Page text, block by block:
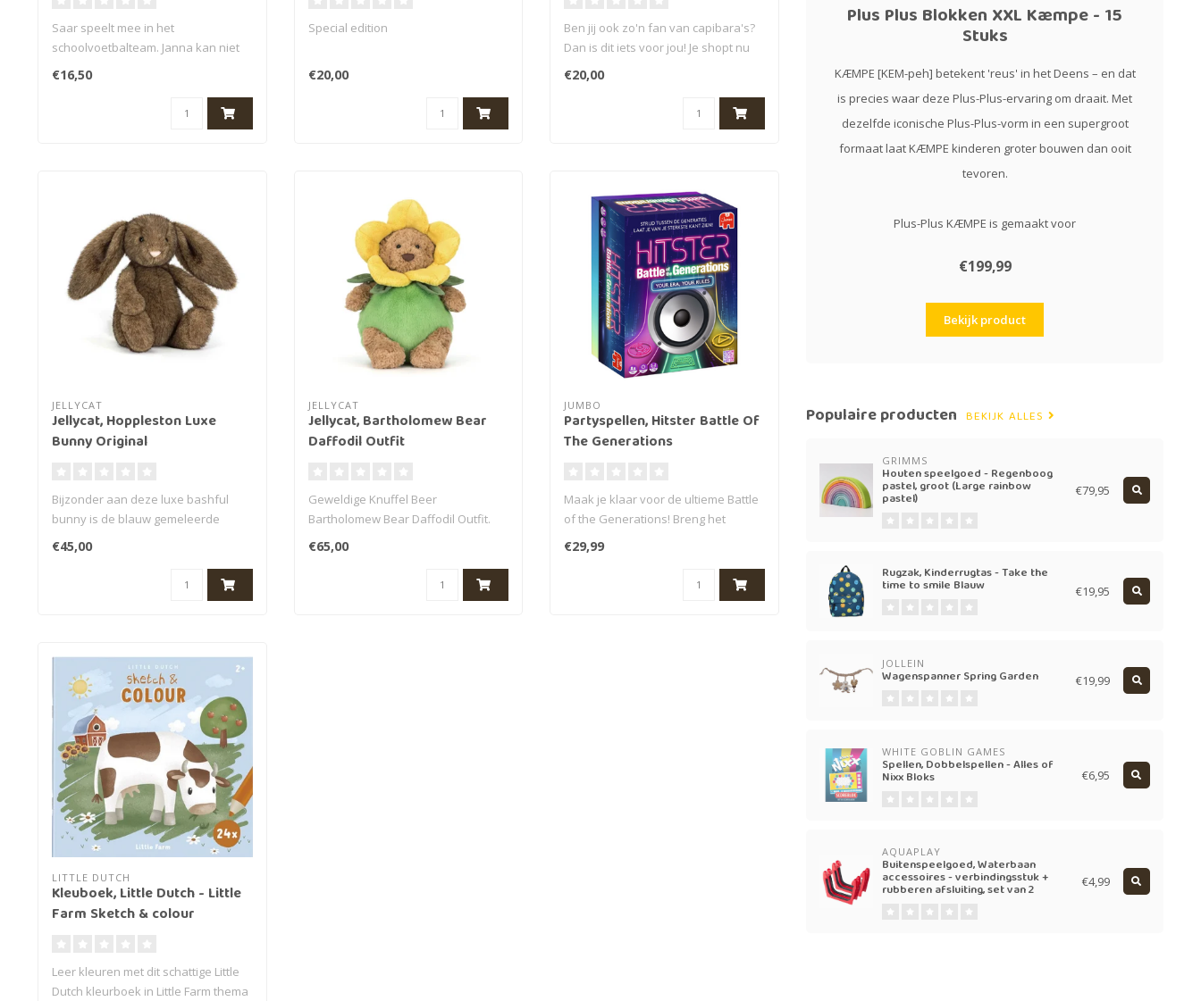
Saar speelt mee in het
schoolvoetbalteam. Janna kan niet
wachten om haar aan te ..
€16,50
Special edition
Zo trots ben ik op dit super toffe set,
gemaakt in samenwerki..
€20,00
Ben jij ook zo'n fan van capibara's?
Dan is dit iets voor jou! Je shopt nu
bij o..
€20,00
JELLYCAT
Jellycat, Hoppleston Luxe
Bunny Original
Bijzonder aan deze luxe bashful
bunny is de blauw gemeleerde
vacht. Zo'n mooie b..
€45,00
JELLYCAT
Jellycat, Bartholomew Bear
Daffodil Outfit
Geweldige Knuffel Beer
Bartholomew Bear Daffodil Outfit.
Een prachtige originele..
€65,00
JUMBO
Partyspellen, Hitster Battle Of
The Generations
Maak je klaar voor de ultieme Battle
of the Generations! Breng het
ultieme party..
€29,99
LITTLE DUTCH
Kleuboek, Little Dutch - Little
Farm Sketch & colour
Leer kleuren met dit schattige Little
Dutch kleurboek in Little Farm thema
Plus Plus Blokken XXL Kæmpe - 15
Stuks
KÆMPE [KEM-peh] betekent 'reus' in het Deens – en dat
is precies waar deze Plus-Plus-ervaring om draait. Met
dezelfde iconische Plus-Plus-vorm in een supergroot
formaat laat KÆMPE kinderen groter bouwen dan ooit
tevoren.
Plus-Plus KÆMPE is gemaakt voor
€199,99
Bekijk product
Populaire producten BEKIJK ALLES
GRIMMS
Houten speelgoed - Regenboog
pastel, groot (Large rainbow
pastel) €79,95
Rugzak, Kinderrugtas - Take the
time to smile Blauw €19,95
JOLLEIN
Wagenspanner Spring Garden €19,99
WHITE GOBLIN GAMES
Spellen, Dobbelspellen - Alles of
Nixx Bloks €6,95
AQUAPLAY
Buitenspeelgoed, Waterbaan
accessoires - verbindingsstuk +
rubberen afsluiting, set van 2 €4,99